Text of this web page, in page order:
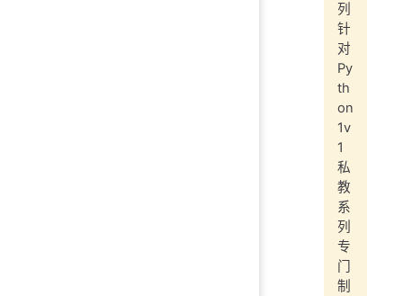
列
针
对
Py
th
on
1v
1
私
教
系
列
专
门
制